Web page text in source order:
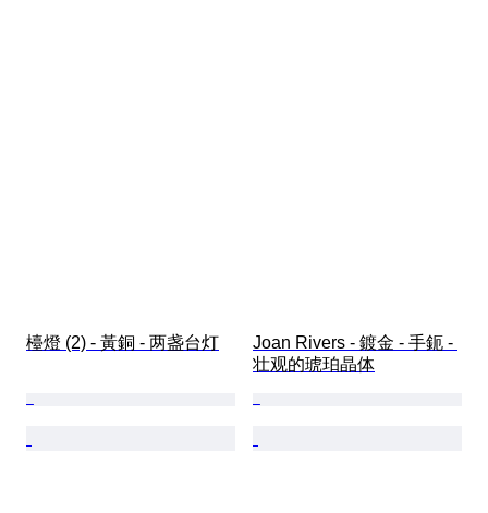
檯燈 (2) - 黃銅 - 两盏台灯
Joan Rivers - 鍍金 - 手鈪 -
壮观的琥珀晶体